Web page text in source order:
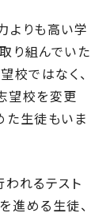
よりも高い学
り組んでいた
校ではなく、
望校を変更
た生徒もいま
れるテスト
進める生徒、